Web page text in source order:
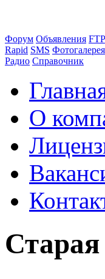
Форум Объявления FTP
Rapid SMS Фотогалерея
Радио Справочник
О
Старая